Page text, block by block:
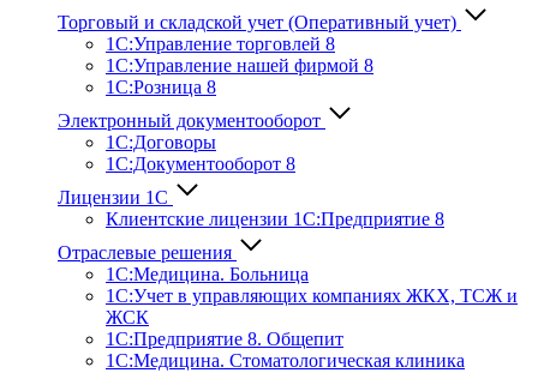
Торговый и складской учет (Оперативный учет)
1С:Управление торговлей 8
1С:Управление нашей фирмой 8
1С:Розница 8
Электронный документооборот
1С:Договоры
1С:Документооборот 8
Лицензии 1С
Клиентские лицензии 1С:Предприятие 8
Отраслевые решения
1С:Медицина. Больница
1C:Учет в управляющих компаниях ЖКХ, ТСЖ и
ЖСК
1С:Предприятие 8. Общепит
1С:Медицина. Стоматологическая клиника